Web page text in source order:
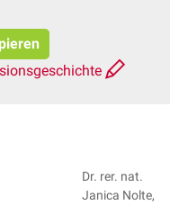
Dr. rer. nat.
Janica Nolte,